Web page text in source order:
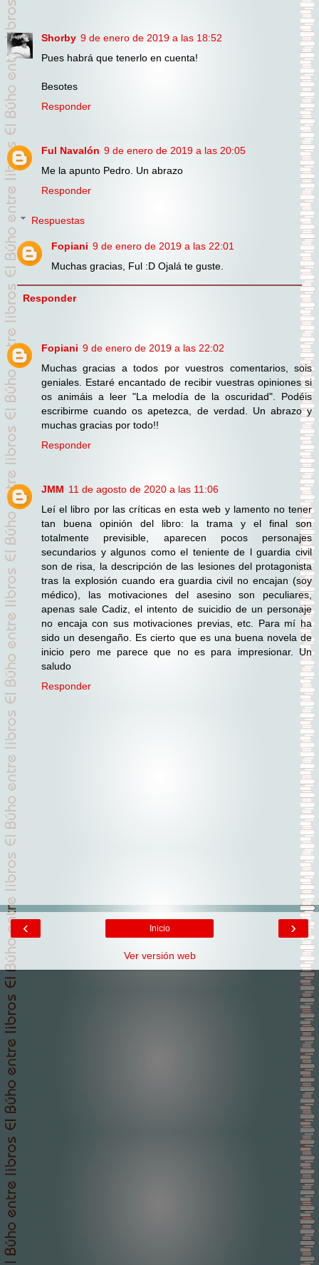
Shorby 9 de enero de 2019 a las 18:52
Pues habrá que tenerlo en cuenta!
Besotes
Responder
Ful Navalón 9 de enero de 2019 a las 20:05
Me la apunto Pedro. Un abrazo
Responder
Respuestas
Fopiani 9 de enero de 2019 a las 22:01
Muchas gracias, Ful :D Ojalá te guste.
Responder
Fopiani 9 de enero de 2019 a las 22:02
Muchas gracias a todos por vuestros comentarios, sois
geniales. Estaré encantado de recibir vuestras opiniones si
os animáis a leer "La melodía de la oscuridad". Podéis
escribirme cuando os apetezca, de verdad. Un abrazo y
muchas gracias por todo!!
Responder
JMM 11 de agosto de 2020 a las 11:06
Leí el libro por las críticas en esta web y lamento no tener
tan buena opinión del libro: la trama y el final son
totalmente previsible, aparecen pocos personajes
secundarios y algunos como el teniente de l guardia civil
son de risa, la descripción de las lesiones del protagonista
tras la explosión cuando era guardia civil no encajan (soy
médico), las motivaciones del asesino son peculiares,
apenas sale Cadiz, el intento de suicidio de un personaje
no encaja con sus motivaciones previas, etc. Para mí ha
sido un desengaño. Es cierto que es una buena novela de
inicio pero me parece que no es para impresionar. Un
saludo
Responder
‹ ›
Inicio
Ver versión web